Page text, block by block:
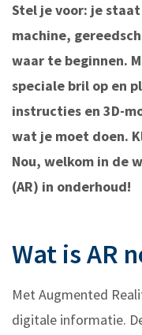
Stel je voor: je
machine,
waar te beginnen.
speciale bril op en
instructies en 3D-
wat je moet doen.
Nou, welkom in de
(AR) in onderhoud!
Wat is AR
Met Augmented
digitale informatie.